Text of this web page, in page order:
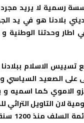
رسمية لا يريد مجرد
بلادنا هو في يد
اطار وحدتنا
الاسلام
على الصعيد
الاموي كما اسميه
لان التاويل
ارادة